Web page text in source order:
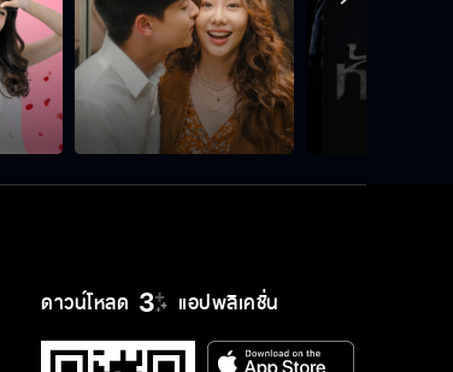
อย่าไปคบกับคนชั่วพวกนี้อีก เข้าใจมั้ย
ดาวน์โหลด แอปพลิเคชั่น